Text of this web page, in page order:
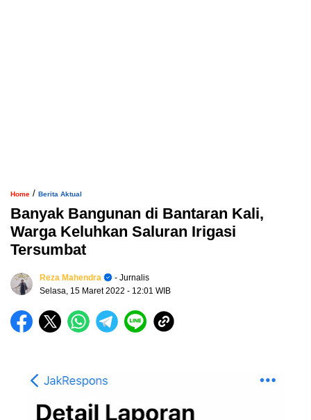
Home / Berita Aktual
Banyak Bangunan di Bantaran Kali,
Warga Keluhkan Saluran Irigasi
Tersumbat
Reza Mahendra
- Jurnalis
Selasa, 15 Maret 2022 - 12:01 WIB